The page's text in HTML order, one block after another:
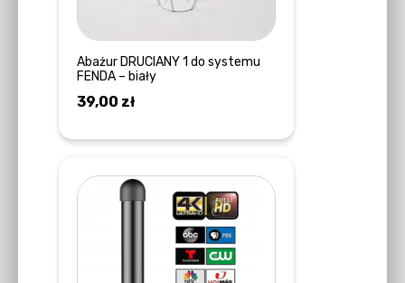
Abażur DRUCIANY 1 do systemu
FENDA – biały
39,00 zł